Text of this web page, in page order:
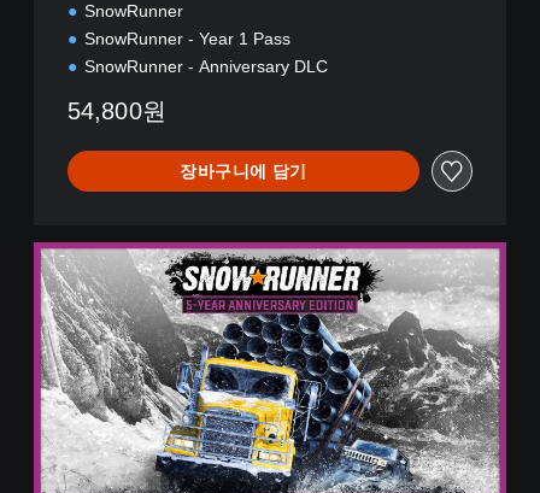
SnowRunner
SnowRunner - Year 1 Pass
SnowRunner - Anniversary DLC
54,800원
장바구니에 담기
5
Y
e
a
A
n
v